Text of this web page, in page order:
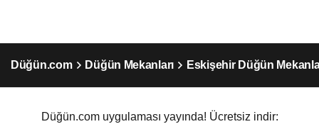
Düğün.com Düğün Mekanları Eskişehir Düğün
Düğün.com uygulaması yayında! Ücretsiz indir: